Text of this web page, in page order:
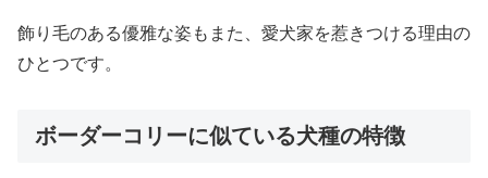
飾り毛のある優雅な姿もまた、愛犬家を惹きつける理由の
ひとつです。
ボーダーコリーに似ている犬種の特徴